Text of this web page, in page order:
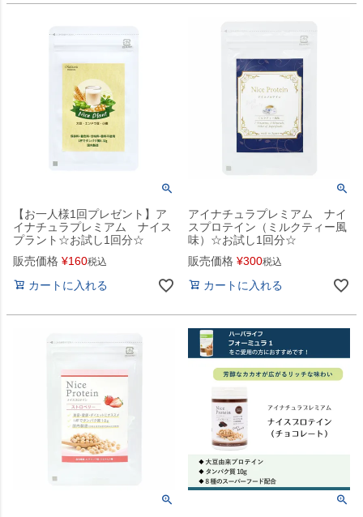
【お一人様1回プレゼント】ア
イナチュラプレミアム ナイス
プラント☆お試し1回分☆
販売価格 ¥160税込
カートに入れる
アイナチュラプレミアム ナイ
スプロテイン（ミルクティー風
味）☆お試し1回分☆
販売価格 ¥300税込
カートに入れる